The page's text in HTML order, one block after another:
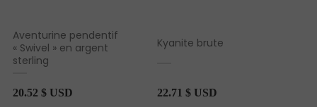
Aventurine pendentif
« Swivel » en argent
sterling
20.52 $ USD
Kyanite brute
22.71 $ USD